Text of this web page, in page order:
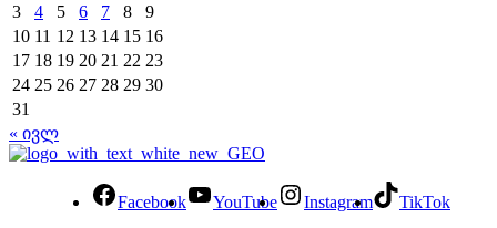
3
4 5 6 7 8
9
10 11 12 13 14 15 16
17 18 19 20 21 22 23
24 25 26 27 28 29 30
31
« ივლ
Facebook YouTube Instagram TikTok